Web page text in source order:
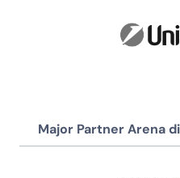
Major Partner Arena